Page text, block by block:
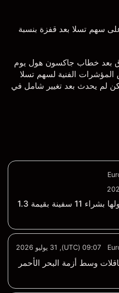
على سهم تسلا بعد قفزة بنسبة
بعد خطاب جاكسون هول يوم
الفنية لسهم تسلا
لم يحدث بعد تغيير شامل في
اليومي أو الأسبوعي.
أدنوك للإمداد تعزز أسطولها بشراء 11 سفينة بقيمة 1.3
09:07 (UTC), 31 يوليو 2026
ناقلات وسط أزمة البحر الأحمر